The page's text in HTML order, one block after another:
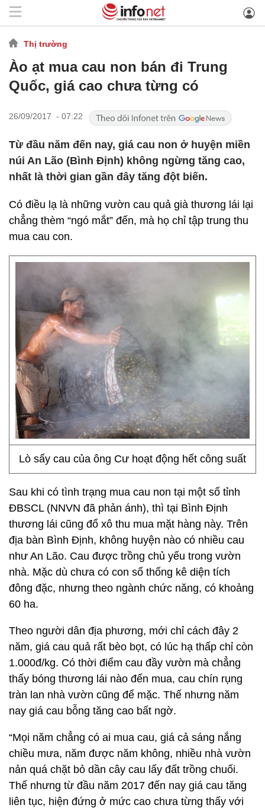
Thị trường
Ào ạt mua cau non bán đi Trung
Quốc, giá cao chưa từng có
26/09/2017 - 07:22
Từ đầu năm đến nay, giá cau non ở huyện miền
núi An Lão (Bình Định) không ngừng tăng cao,
nhất là thời gian gần đây tăng đột biến.
Có điều lạ là những vườn cau quả già thương lái lại
chẳng thèm “ngó mắt” đến, mà họ chỉ tập trung thu
mua cau con.
Lò sấy cau của ông Cư hoạt động hết công suất
Sau khi có tình trạng mua cau non tại một số tỉnh
ĐBSCL (NNVN đã phản ánh), thì tại Bình Định
thương lái cũng đổ xô thu mua mặt hàng này. Trên
địa bàn Bình Định, không huyện nào có nhiều cau
như An Lão. Cau được trồng chủ yếu trong vườn
nhà. Mặc dù chưa có con số thống kê diện tích
đông đặc, nhưng theo ngành chức năng, có khoảng
60 ha.
Theo người dân địa phương, mới chỉ cách đây 2
năm, giá cau quả rất bèo bọt, có lúc hạ thấp chỉ còn
1.000đ/kg. Có thời điểm cau đầy vườn mà chẳng
thấy bóng thương lái nào đến mua, cau chín rụng
tràn lan nhà vườn cũng để mặc. Thế nhưng năm
nay giá cau bỗng tăng cao bất ngờ.
“Mọi năm chẳng có ai mua cau, giá cả sáng nắng
chiều mưa, năm được năm không, nhiều nhà vườn
nản quá chặt bỏ dần cây cau lấy đất trồng chuối.
Thế nhưng từ đầu năm 2017 đến nay giá cau tăng
liên tục, hiện đứng ở mức cao chưa từng thấy với